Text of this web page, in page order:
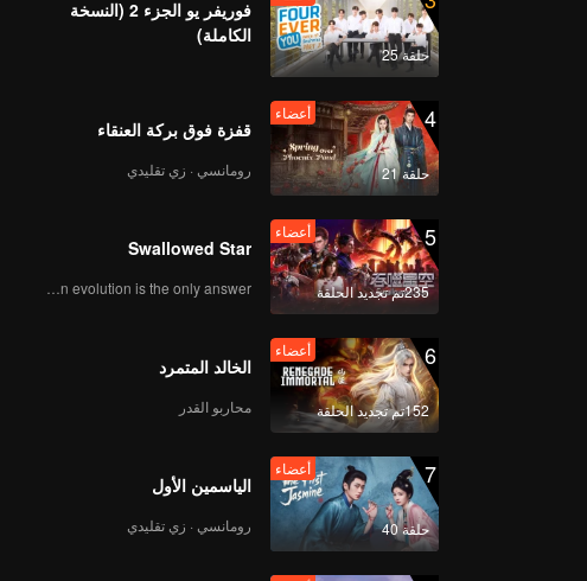
حلقة 25
فوريفر يو الجزء 2 (النسخة
الكاملة)
4
حلقة 21
أعضاء
قفزة فوق بركة العنقاء
رومانسي · زي تقليدي
5
235تم تجديد الحلقة
أعضاء
Swallowed Star
Human evolution is the only answer.
6
152تم تجديد الحلقة
أعضاء
الخالد المتمرد
محاربو القدر
7
حلقة 40
أعضاء
الياسمين الأول
رومانسي · زي تقليدي